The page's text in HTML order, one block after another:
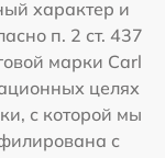
характер и
п. 2 ст. 437
марки Carl
целях
с которой мы
с